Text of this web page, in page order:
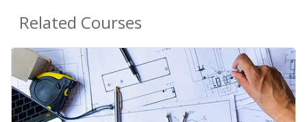
Related Courses